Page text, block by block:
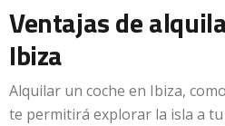
Ventajas de
Ibiza
Alquilar un coche en Ibiza,
te permitirá explorar la isla a